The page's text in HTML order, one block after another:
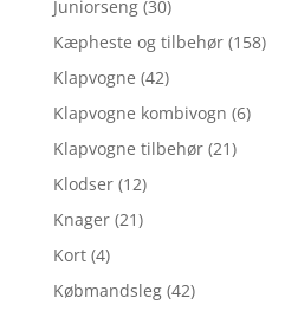
Juniorseng (30)
Kæpheste og tilbehør (158)
Klapvogne (42)
Klapvogne kombivogn (6)
Klapvogne tilbehør (21)
Klodser (12)
Knager (21)
Kort (4)
Købmandsleg (42)